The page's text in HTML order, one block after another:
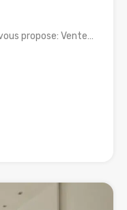
propose: Vente…